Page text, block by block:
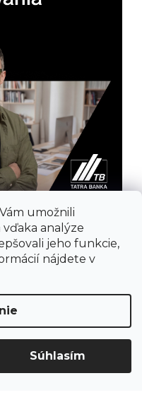
umožnili
analýze
jeho funkcie,
nájdete v
Súhlasím